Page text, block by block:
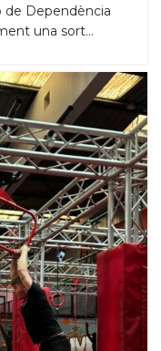
de Dependència
una sort...